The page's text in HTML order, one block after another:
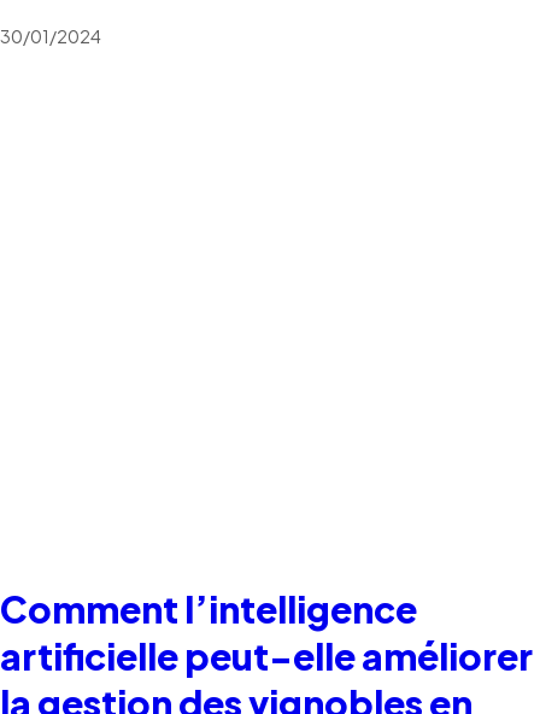
30/01/2024
Comment l’intelligence
artificielle peut-elle améliorer
la gestion des vignobles en